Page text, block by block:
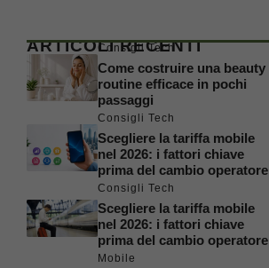
ARTICOLI RECENTI
Consigli Tech
Come costruire una beauty
routine efficace in pochi
passaggi
Consigli Tech
Scegliere la tariffa mobile
nel 2026: i fattori chiave
prima del cambio operatore
Consigli Tech
Scegliere la tariffa mobile
nel 2026: i fattori chiave
prima del cambio operatore
Mobile